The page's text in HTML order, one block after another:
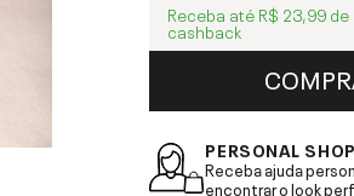
Receba até R$ 23,99 de
cashback
PERSONAL
Receba ajuda
encontrar o look